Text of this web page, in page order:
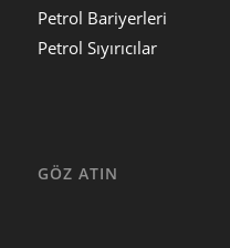
Petrol Bariyerleri
Petrol Sıyırıcılar
GÖZ ATIN